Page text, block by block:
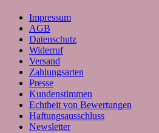
Impressum
AGB
Datenschutz
Widerruf
Versand
Zahlungsarten
Presse
Kundenstimmen
Echtheit von Bewertungen
Haftungsausschluss
Newsletter